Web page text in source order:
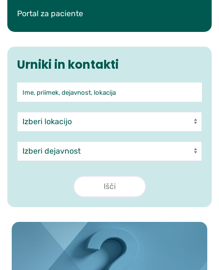
Portal za paciente
Urniki in kontakti
Iskanje po ambulantah in
Ime, priimek, dejavnost, lokacija
Enota
Dejavnost